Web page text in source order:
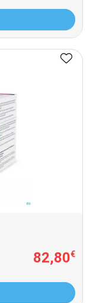
82,80€